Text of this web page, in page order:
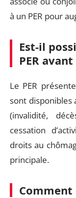
à un PER pour
Est-il
PER
Le PER
sont disponibles
(invalidité,
cessation
droits au
principale.
Comment